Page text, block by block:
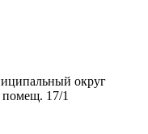
округ
помещ. 17/1